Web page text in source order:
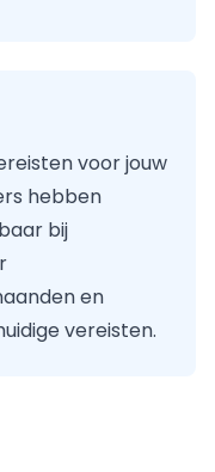
voor jouw
hebben
bij
en
vereisten.